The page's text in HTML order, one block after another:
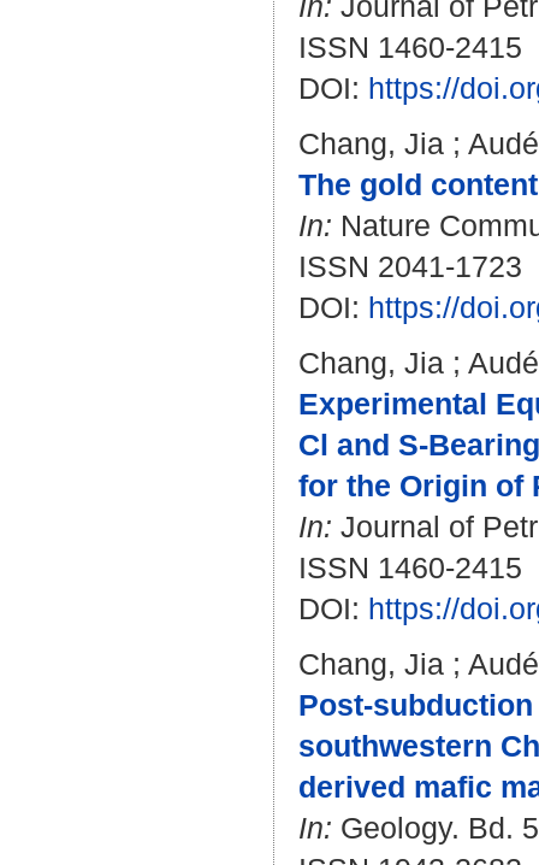
ISSN 1460-2415
DOI: https://
Chang, Jia ;
The gold
In: Nature
ISSN 2041-1723
DOI: https://
Chang, Jia ;
Experimental
Cl and S-
for the Origin of
In: Journal of
ISSN 1460-2415
DOI: https://
Chang, Jia ;
Post-
southwestern
derived mafic
In: Geology. Bd.